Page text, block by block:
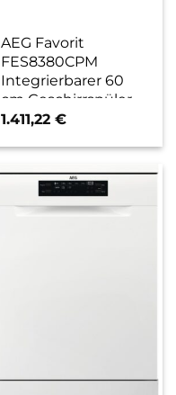
AEG Favorit
FES8380CPM
Integrierbarer 60
cm Geschirrspüler
Set bestehend aus
A9SZGB01 edels
1.411,22€